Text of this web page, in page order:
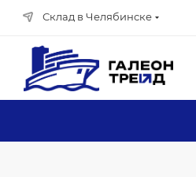
Склад в Челябинске